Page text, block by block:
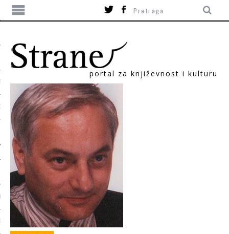
portal za književnost i kulturu